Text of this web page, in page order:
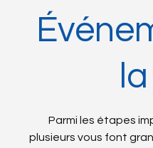
Parmi les étapes
plusieurs vous font